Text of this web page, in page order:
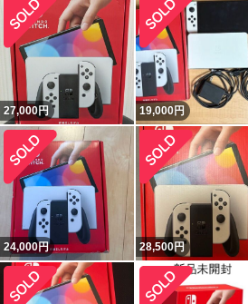
27,000円 19,000円
24,000円 28,500円